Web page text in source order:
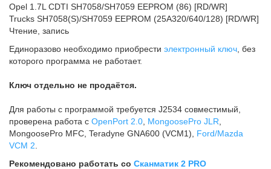
Opel 1.7L CDTI SH7058/SH7059 EEPROM (86) [RD/WR]
Trucks SH7058(S)/SH7059 EEPROM (25A320/640/128) [RD/WR]
Чтение, запись
Единоразово необходимо приобрести электронный ключ , без
которого программа не работает.
Ключ отдельно не продаётся.
Для работы с программой требуется J2534 совместимый,
проверена работа с OpenPort 2.0 MongoosePro JLR
MongoosePro MFC, Teradyne GNA600 (VCM1), Ford/Mazda
VCM 2
Рекомендовано работать со Сканматик 2 PRO